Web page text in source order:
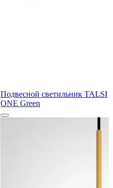
Подвесной светильник TALSI
ONE Green